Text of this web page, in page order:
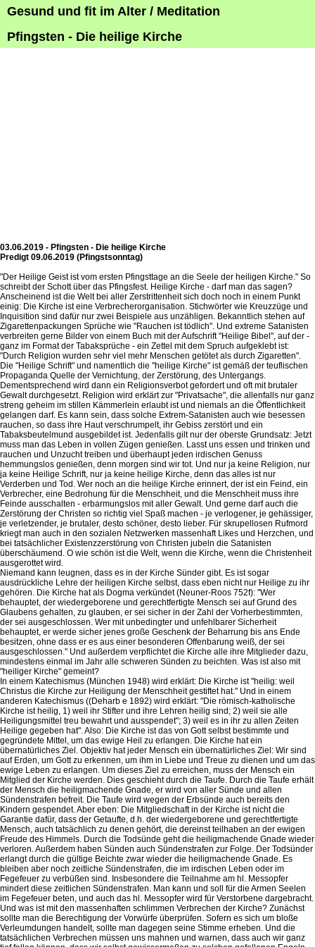
Gesund und fit im Alter / Meditation
Pfingsten - Die heilige Kirche
03.06.2019 - Pfingsten - Die heilige Kirche
Predigt 09.06.2019 (Pfingstsonntag)
"Der Heilige Geist ist vom ersten Pfingsttage an die Seele der heiligen Kirche." So
schreibt der Schott über das Pfingsfest. Heilige Kirche - darf man das sagen?
Anscheinend ist die Welt bei aller Zerstrittenheit sich doch noch in einem Punkt
einig: Die Kirche ist eine Verbrecherorganisation. Stichwörter wie Kreuzzüge und
Inquisition sind dafür nur zwei Beispiele aus unzähligen. Bekanntlich stehen auf
Zigarettenpackungen Sprüche wie "Rauchen ist tödlich". Und extreme Satanisten
verbreiten gerne Bilder von einem Buch mit der Aufschrift "Heilige Bibel", auf der -
ganz im Format der Tabaksprüche - ein Zettel mit dem Spruch aufgeklebt ist:
"Durch Religion wurden sehr viel mehr Menschen getötet als durch Zigaretten".
Die "Heilige Schrift" und namentlich die "heilige Kirche" ist gemäß der teuflischen
Propaganda Quelle der Vernichtung, der Zerstörung, des Untergangs.
Dementsprechend wird dann ein Religionsverbot gefordert und oft mit brutaler
Gewalt durchgesetzt. Religion wird erklärt zur "Privatsache", die allenfalls nur ganz
streng geheim im stillen Kämmerlein erlaubt ist und niemals an die Öffentlichkeit
gelangen darf. Es kann sein, dass solche Extrem-Satanisten auch wie besessen
rauchen, so dass ihre Haut verschrumpelt, ihr Gebiss zerstört und ein
Tabaksbeutelmund ausgebildet ist. Jedenfalls gilt nur der oberste Grundsatz: Jetzt
muss man das Leben in vollen Zügen genießen. Lasst uns essen und trinken und
rauchen und Unzucht treiben und überhaupt jeden irdischen Genuss
hemmungslos genießen, denn morgen sind wir tot. Und nur ja keine Religion, nur
ja keine Heilige Schrift, nur ja keine heilige Kirche, denn das alles ist nur
Verderben und Tod. Wer noch an die heilige Kirche erinnert, der ist ein Feind, ein
Verbrecher, eine Bedrohung für die Menschheit, und die Menschheit muss ihre
Feinde ausschalten - erbarmungslos mit aller Gewalt. Und gerne darf auch die
Zerstörung der Christen so richtig viel Spaß machen - je verlogener, je gehässiger,
je verletzender, je brutaler, desto schöner, desto lieber. Für skrupellosen Rufmord
kriegt man auch in den sozialen Netzwerken massenhaft Likes und Herzchen, und
bei tatsächlicher Existenzzerstörung von Christen jubeln die Satanisten
überschäumend. O wie schön ist die Welt, wenn die Kirche, wenn die Christenheit
ausgerottet wird.
Niemand kann leugnen, dass es in der Kirche Sünder gibt. Es ist sogar
ausdrückliche Lehre der heiligen Kirche selbst, dass eben nicht nur Heilige zu ihr
gehören. Die Kirche hat als Dogma verkündet (Neuner-Roos 752f): "Wer
behauptet, der wiedergeborene und gerechtfertigte Mensch sei auf Grund des
Glaubens gehalten, zu glauben, er sei sicher in der Zahl der Vorherbestimmten,
der sei ausgeschlossen. Wer mit unbedingter und unfehlbarer Sicherheit
behauptet, er werde sicher jenes große Geschenk der Beharrung bis ans Ende
besitzen, ohne dass er es aus einer besonderen Offenbarung weiß, der sei
ausgeschlossen." Und außerdem verpflichtet die Kirche alle ihre Mitglieder dazu,
mindestens einmal im Jahr alle schweren Sünden zu beichten. Was ist also mit
"heiliger Kirche" gemeint?
In einem Katechismus (München 1948) wird erklärt: Die Kirche ist "heilig: weil
Christus die Kirche zur Heiligung der Menschheit gestiftet hat." Und in einem
anderen Katechismus ((Deharb e 1892) wird erklärt: "Die römisch-katholische
Kirche ist heilig, 1) weil ihr Stifter und ihre Lehren heilig sind; 2) weil sie alle
Heiligungsmittel treu bewahrt und ausspendet"; 3) weil es in ihr zu allen Zeiten
Heilige gegeben hat". Also: Die Kirche ist das von Gott selbst bestimmte und
gegründete Mittel, um das ewige Heil zu erlangen. Die Kirche hat ein
übernatürliches Ziel. Objektiv hat jeder Mensch ein übernatürliches Ziel: Wir sind
auf Erden, um Gott zu erkennen, um ihm in Liebe und Treue zu dienen und um das
ewige Leben zu erlangen. Um dieses Ziel zu erreichen, muss der Mensch ein
Mitglied der Kirche werden. Dies geschieht durch die Taufe. Durch die Taufe erhält
der Mensch die heiligmachende Gnade, er wird von aller Sünde und allen
Sündenstrafen befreit. Die Taufe wird wegen der Erbsünde auch bereits den
Kindern gespendet. Aber eben: Die Mitgliedschaft in der Kirche ist nicht die
Garantie dafür, dass der Getaufte, d.h. der wiedergeborene und gerechtfertigte
Mensch, auch tatsächlich zu denen gehört, die dereinst teilhaben an der ewigen
Freude des Himmels. Durch die Todsünde geht die heiligmachende Gnade wieder
verloren. Außerdem haben Sünden auch Sündenstrafen zur Folge. Der Todsünder
erlangt durch die gültige Beichte zwar wieder die heiligmachende Gnade. Es
bleiben aber noch zeitliche Sündenstrafen, die im irdischen Leben oder im
Fegefeuer zu verbüßen sind. Insbesondere die Teilnahme am hl. Messopfer
mindert diese zeitlichen Sündenstrafen. Man kann und soll für die Armen Seelen
im Fegefeuer beten, und auch das hl. Messopfer wird für Verstorbene dargebracht.
Und was ist mit den massenhaften schlimmen Verbrechen der Kirche? Zunächst
sollte man die Berechtigung der Vorwürfe überprüfen. Sofern es sich um bloße
Verleumdungen handelt, sollte man dagegen seine Stimme erheben. Und die
tatsächlichen Verbrechen müssen uns mahnen und warnen, dass auch wir ganz